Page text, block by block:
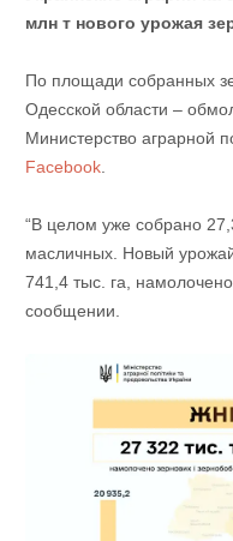
млн т нового урожая
По площади собранных
Одесской области –
Министерство аграрной
Facebook.
“В целом уже собрано
масличных. Новый
741,4 тыс. га,
сообщении.